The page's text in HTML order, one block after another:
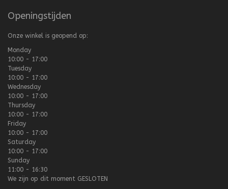
Openingstijden
Onze winkel is geopend op:
Monday
10:00 - 17:00
Tuesday
10:00 - 17:00
Wednesday
10:00 - 17:00
Thursday
10:00 - 17:00
Friday
10:00 - 17:00
Saturday
10:00 - 17:00
Sunday
11:00 - 16:30
We zijn op dit moment GESLOTEN